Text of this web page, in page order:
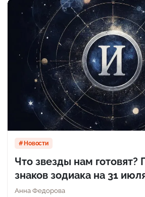
Новости
Что звезды нам готовят?
знаков зодиака на 31
Анна Федорова